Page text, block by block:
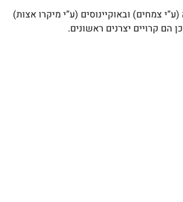
צמחים) ובאוקיינוסים (ע”י מיקרו אצות)
הם קרויים יצרנים ראשונים.